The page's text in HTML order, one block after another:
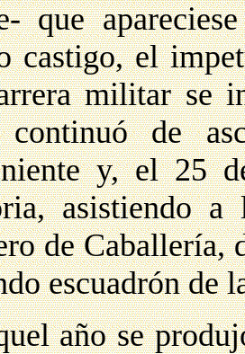
que
castigo, el
militar se
de
y, el 25
asistiendo a
de Caballería,
escuadrón de
año se